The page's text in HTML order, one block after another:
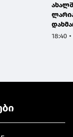
18:40